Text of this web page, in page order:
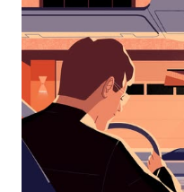
bas
interagir
avec
calendrier
et
sélectionner
une
date.
Appuyez